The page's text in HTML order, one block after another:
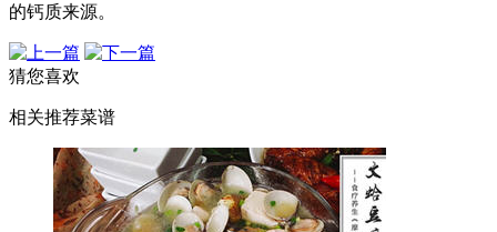
的钙质来源。
猜您喜欢
相关推荐菜谱